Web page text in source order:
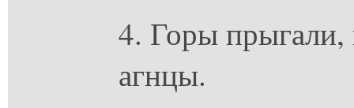
4. Горы
агнцы.